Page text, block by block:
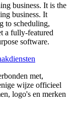
business. It is the
business. It
to scheduling,
a fully-featured
software.
met,
wijze officieel
logo's en merken